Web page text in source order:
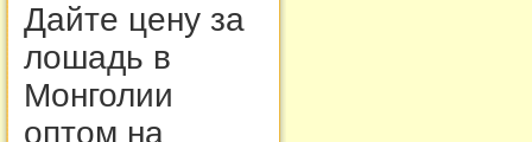
Дайте цену за
лошадь в
Монголии
оптом на